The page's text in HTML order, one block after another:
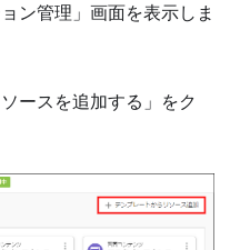
ン管理」画面を表示しま
ースを追加する」をク